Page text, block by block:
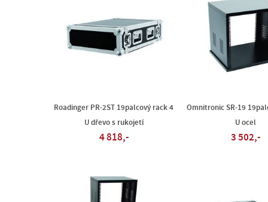
Roadinger PR-2ST 19palcový rack 4
U dřevo s rukojetí
4 818,-
Omnitronic SR-19
U ocel
3 502,-